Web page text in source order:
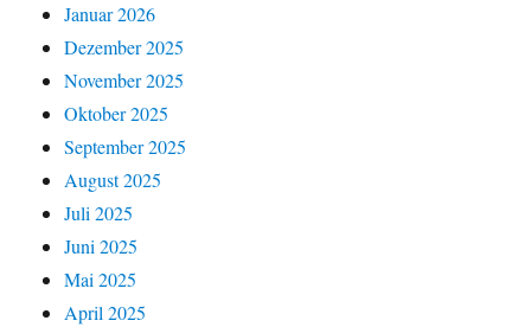
Januar 2026
Dezember 2025
November 2025
Oktober 2025
September 2025
August 2025
Juli 2025
Juni 2025
Mai 2025
April 2025